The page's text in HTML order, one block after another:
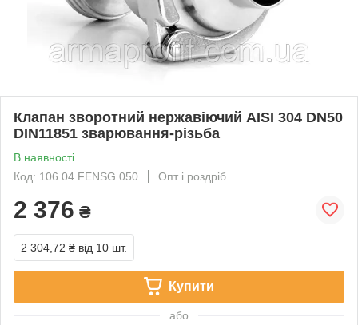
Клапан зворотний нержавіючий AISI 304 DN50
DIN11851 зварювання-різьба
В наявності
Код: 106.04.FENSG.050
Опт і роздріб
2 376 ₴
2 304,72 ₴ від 10 шт.
Купити
або